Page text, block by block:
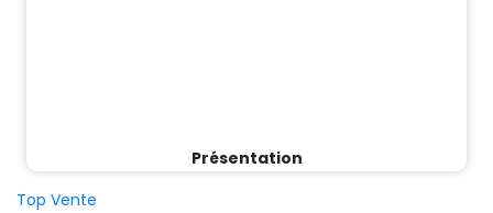
Présentation
Top Vente